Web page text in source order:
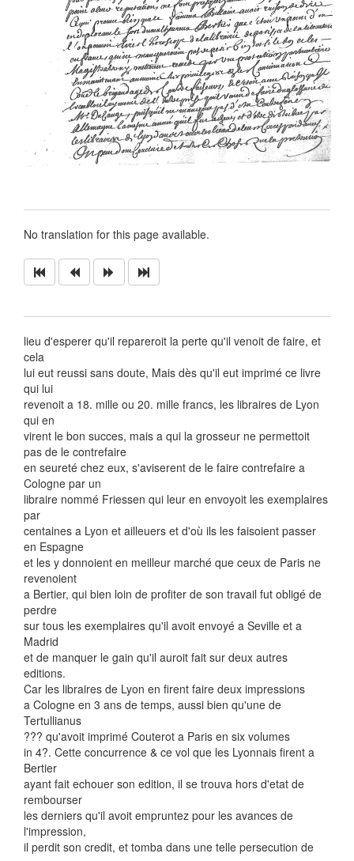
No translation for this page available.
lieu d'esperer qu'il repareroit la perte qu'il venoit de faire, et
cela
lui eut reussi sans doute, Mais dès qu'il eut imprimé ce livre
qui lui
revenoit a 18. mille ou 20. mille francs, les libraires de Lyon
qui en
virent le bon succes, mais a qui la grosseur ne permettoit
pas de le contrefaire
en seureté chez eux, s'aviserent de le faire contrefaire a
Cologne par un
libraire nommé Friessen qui leur en envoyoit les exemplaires
par
centaines a Lyon et ailleuers et d'où ils les faisoient passer
en Espagne
et les y donnoient en meilleur marché que ceux de Paris ne
revenoient
a Bertier, qui bien loin de profiter de son travail fut obligé de
perdre
sur tous les exemplaires qu'il avoit envoyé a Seville et a
Madrid
et de manquer le gain qu'il auroit fait sur deux autres
editions.
Car les libraires de Lyon en firent faire deux impressions
a Cologne en 3 ans de temps, aussi bien qu'une de
Tertullianus
??? qu'avoit imprimé Couterot a Paris en six volumes
in 4?. Cette concurrence & ce vol que les Lyonnais firent a
Bertier
ayant fait echouer son edition, il se trouva hors d'etat de
rembourser
les derniers qu'il avoit empruntez pour les avances de
l'impression,
il perdit son credit, et tomba dans une telle persecution de